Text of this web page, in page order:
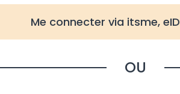
Me connecter via itsme, eID
OU